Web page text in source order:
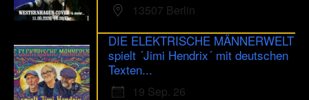
13507 Berlin
DIE ELEKTRISCHE MÄNNERWELT
spielt ´Jimi Hendrix´ mit deutschen
Texten...
19 Sep. 26